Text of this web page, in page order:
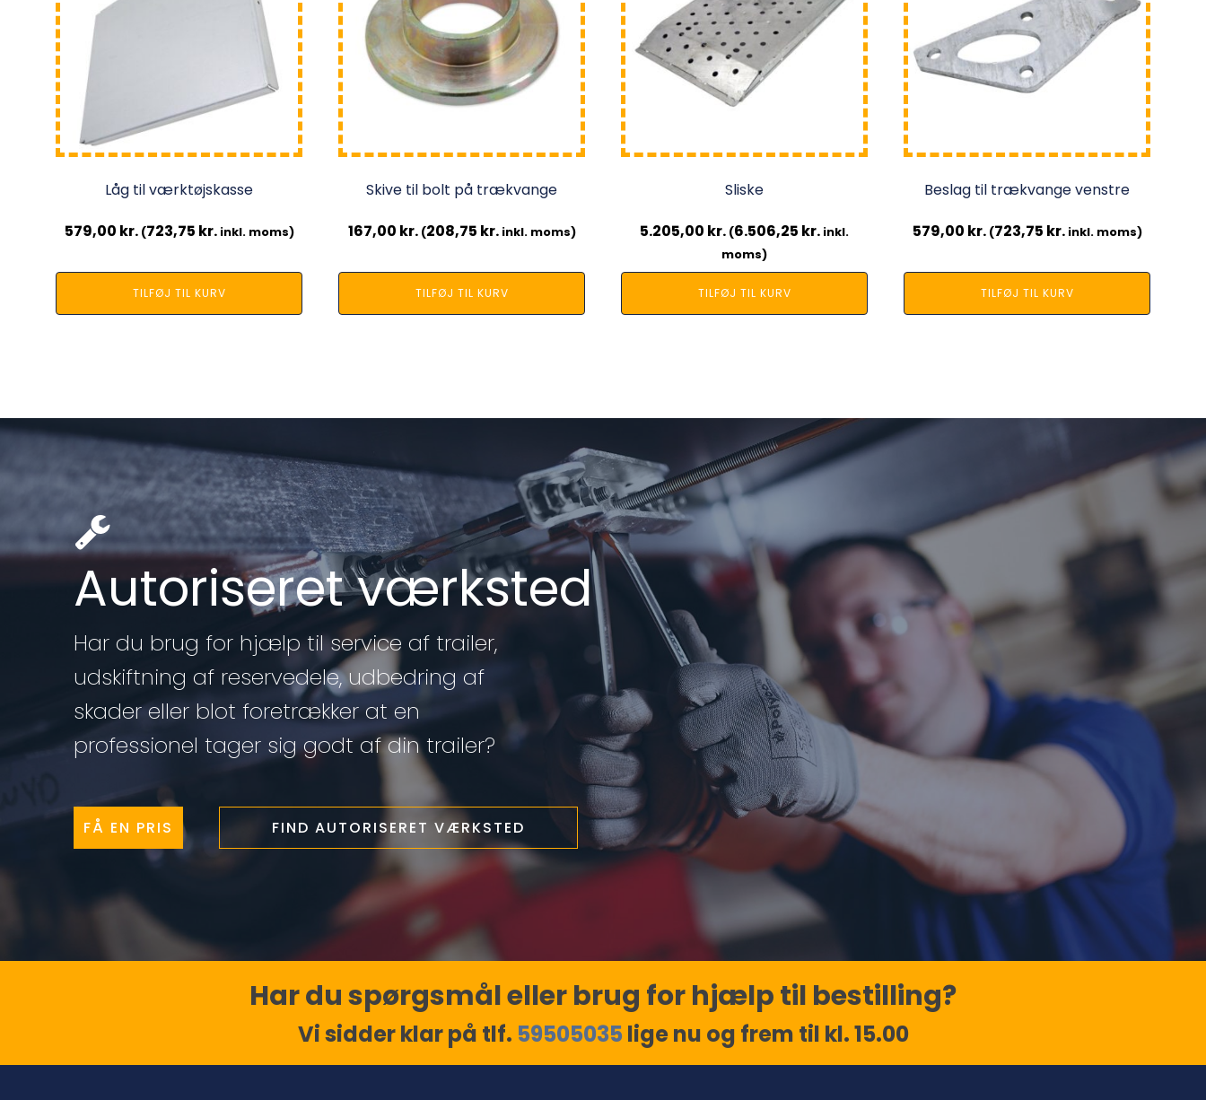
Låg til værktøjskasse
579,00 kr. (723,75 kr.inkl. moms)
TILFØJ TIL KURV
Skive til bolt på trækvange
167,00 kr. (208,75 kr.inkl. moms)
TILFØJ TIL KURV
Sliske
5.205,00 kr. (6.506,25 kr. inkl.
moms)
TILFØJ TIL KURV
Beslag til trækvange venstre
579,00 kr. (723,75 kr.inkl. moms)
TILFØJ TIL KURV
Autoriseret værksted
Har du brug for hjælp til service af trailer,
udskiftning af reservedele, udbedring af
skader eller blot foretrækker at en
professionel tager sig godt af din trailer?
FÅ EN PRIS FIND AUTORISERET VÆRKSTED
Har du spørgsmål eller brug for hjælp til bestilling?
Vi sidder klar på tlf. 59505035 lige nu og frem til kl. 15.00